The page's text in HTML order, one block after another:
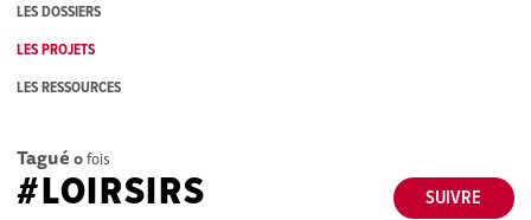
LES DOSSIERS
LES PROJETS
LES RESSOURCES
Tagué 0fois
SUIVRE
#LOIRSIRS